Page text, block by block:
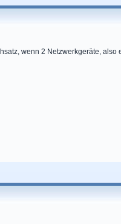
wenn 2 Netzwerkgeräte, also